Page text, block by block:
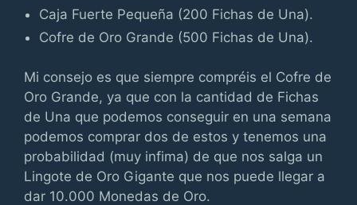
Caja Fuerte Pequeña (200 Fichas de Una).
Cofre de Oro Grande (500 Fichas de Una).
Mi consejo es que siempre compréis el Cofre de
Oro Grande, ya que con la cantidad de Fichas
de Una que podemos conseguir en una semana
podemos comprar dos de estos y tenemos una
probabilidad (muy infima) de que nos salga un
Lingote de Oro Gigante que nos puede llegar a
dar 10.000 Monedas de Oro.